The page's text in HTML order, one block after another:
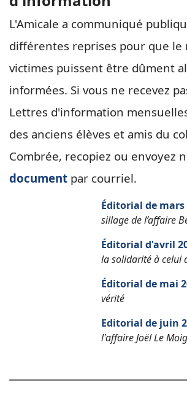
L'Amicale a communiqué
différentes reprises pour que le
victimes puissent être dûment
informées. Si vous ne recevez
Lettres d'information
des anciens élèves et amis du
Combrée, recopiez ou envoyez
document par courriel.
Éditorial de mars
sillage de l’affaire
Éditorial d'avril
la solidarité à celui
Éditorial de mai
vérité
Editorial de juin
l'affaire Joël Le